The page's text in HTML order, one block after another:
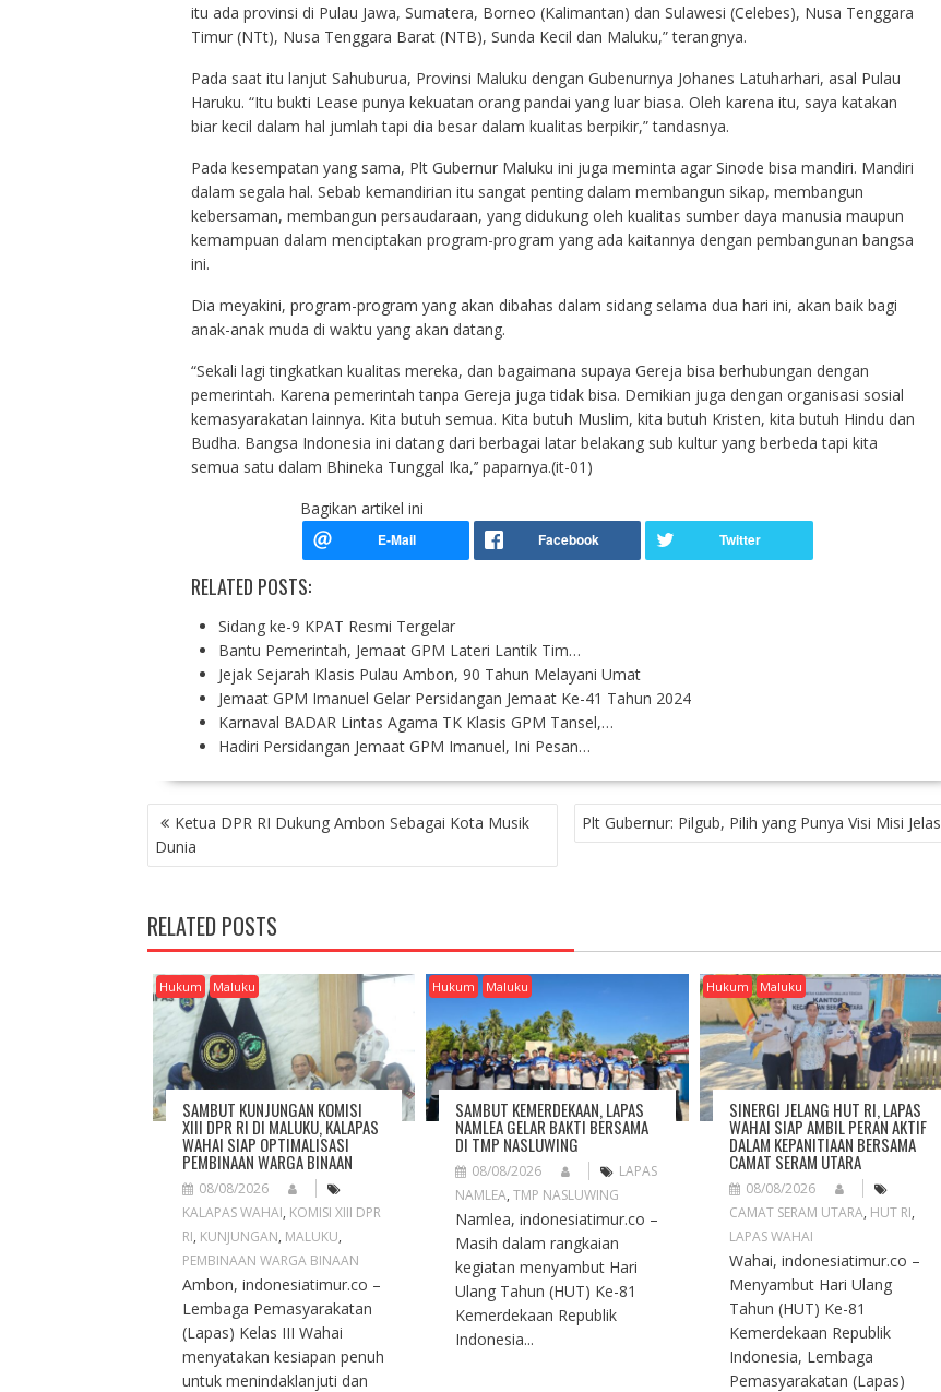
itu ada provinsi di Pulau Jawa, Sumatera, Borneo (Kalimantan) dan Sulawesi (Celebes), Nusa Tenggara
Timur (NTt), Nusa Tenggara Barat (NTB), Sunda Kecil dan Maluku,” terangnya.
Pada saat itu lanjut Sahuburua, Provinsi Maluku dengan Gubenurnya Johanes Latuharhari, asal Pulau
Haruku. “Itu bukti Lease punya kekuatan orang pandai yang luar biasa. Oleh karena itu, saya katakan
biar kecil dalam hal jumlah tapi dia besar dalam kualitas berpikir,” tandasnya.
Pada kesempatan yang sama, Plt Gubernur Maluku ini juga meminta agar Sinode bisa mandiri. Mandiri
dalam segala hal. Sebab kemandirian itu sangat penting dalam membangun sikap, membangun
kebersaman, membangun persaudaraan, yang didukung oleh kualitas sumber daya manusia maupun
kemampuan dalam menciptakan program-program yang ada kaitannya dengan pembangunan bangsa
ini.
Dia meyakini, program-program yang akan dibahas dalam sidang selama dua hari ini, akan baik bagi
anak-anak muda di waktu yang akan datang.
“Sekali lagi tingkatkan kualitas mereka, dan bagaimana supaya Gereja bisa berhubungan dengan
pemerintah. Karena pemerintah tanpa Gereja juga tidak bisa. Demikian juga dengan organisasi sosial
kemasyarakatan lainnya. Kita butuh semua. Kita butuh Muslim, kita butuh Kristen, kita butuh Hindu dan
Budha. Bangsa Indonesia ini datang dari berbagai latar belakang sub kultur yang berbeda tapi kita
semua satu dalam Bhineka Tunggal Ika,’’ paparnya.(it-01)
Bagikan artikel ini
RELATED POSTS:
Sidang ke-9 KPAT Resmi Tergelar
Bantu Pemerintah, Jemaat GPM Lateri Lantik Tim…
Jejak Sejarah Klasis Pulau Ambon, 90 Tahun Melayani Umat
Jemaat GPM Imanuel Gelar Persidangan Jemaat Ke-41 Tahun 2024
Karnaval BADAR Lintas Agama TK Klasis GPM Tansel,…
Hadiri Persidangan Jemaat GPM Imanuel, Ini Pesan…
P
O
S
N
A
V
G
A
T
O
N
Ketua DPR RI Dukung Ambon Sebagai Kota Musik
Dunia
Plt Gubernur: Pilgub, Pilih yang Punya Visi Misi Jelas
RELATED POSTS
Hukum Maluku
SAMBUT KUNJUNGAN KOMISI
XIII DPR RI DI MALUKU, KALAPAS
WAHAI SIAP OPTIMALISASI
PEMBINAAN WARGA BINAAN
08/08/2026
KALAPAS WAHAI, KOMISI XIII DPR
RI, KUNJUNGAN, MALUKU,
PEMBINAAN WARGA BINAAN
Ambon, indonesiatimur.co –
Lembaga Pemasyarakatan
(Lapas) Kelas III Wahai
menyatakan kesiapan penuh
untuk menindaklanjuti dan
Hukum Maluku
SAMBUT KEMERDEKAAN, LAPAS
NAMLEA GELAR BAKTI BERSAMA
DI TMP NASLUWING
08/08/2026
LAPAS
NAMLEA,TMP NASLUWING
Namlea, indonesiatimur.co –
Masih dalam rangkaian
kegiatan menyambut Hari
Ulang Tahun (HUT) Ke-81
Kemerdekaan Republik
Indonesia...
Hukum Maluku
SINERGI JELANG HUT RI, LAPAS
WAHAI SIAP AMBIL PERAN AKTIF
DALAM KEPANITIAAN BERSAMA
CAMAT SERAM UTARA
08/08/2026
CAMAT SERAM UTARA, HUT RI,
LAPAS WAHAI
Wahai, indonesiatimur.co –
Menyambut Hari Ulang
Tahun (HUT) Ke-81
Kemerdekaan Republik
Indonesia, Lembaga
Pemasyarakatan (Lapas)